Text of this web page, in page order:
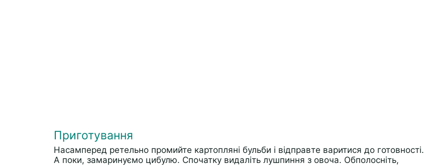
Приготування
Насамперед ретельно промийте картопляні бульби і відправте варитися до готовності.
А поки, замаринуємо цибулю. Спочатку видаліть лушпиння з овоча. Обполосніть,